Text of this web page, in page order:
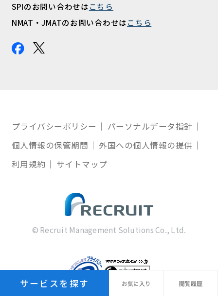
サービスを探す お気に 入り 閲覧履歴
SPIのお問い合わせはこちら
NMAT・JMATのお問い合わせはこちら
プライバシーポリシー
パーソナルデータ指針
個人情報の保管期間
外国への個人情報の提供
利用規約
サイトマップ
© Recruit Management Solutions Co., Ltd.